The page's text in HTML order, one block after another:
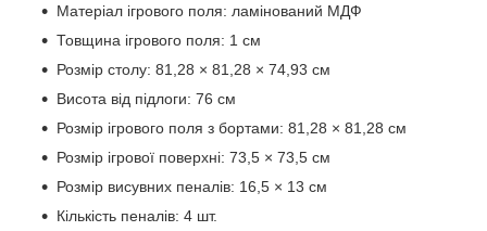
Матеріал ігрового поля: ламінований МДФ
Товщина ігрового поля: 1 см
Розмір столу: 81,28 × 81,28 × 74,93 см
Висота від підлоги: 76 см
Розмір ігрового поля з бортами: 81,28 × 81,28 см
Розмір ігрової поверхні: 73,5 × 73,5 см
Розмір висувних пеналів: 16,5 × 13 см
Кількість пеналів: 4 шт.